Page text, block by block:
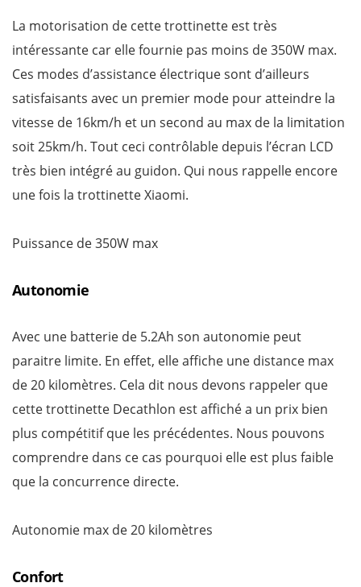
La motorisation de cette trottinette est très
intéressante car elle fournie pas moins de 350W max.
Ces modes d’assistance électrique sont d’ailleurs
satisfaisants avec un premier mode pour atteindre la
vitesse de 16km/h et un second au max de la limitation
soit 25km/h. Tout ceci contrôlable depuis l’écran LCD
très bien intégré au guidon. Qui nous rappelle encore
une fois la trottinette Xiaomi.
Puissance de 350W max
Autonomie
Avec une batterie de 5.2Ah son autonomie peut
paraitre limite. En effet, elle affiche une distance max
de 20 kilomètres. Cela dit nous devons rappeler que
cette trottinette Decathlon est affiché a un prix bien
plus compétitif que les précédentes. Nous pouvons
comprendre dans ce cas pourquoi elle est plus faible
que la concurrence directe.
Autonomie max de 20 kilomètres
Confort